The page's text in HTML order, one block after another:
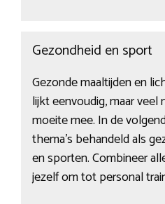
Gezondheid en sport
Gezonde maaltijden en
lijkt eenvoudig, maar
moeite mee. In de
thema’s behandeld als
en sporten. Combineer
jezelf om tot personal